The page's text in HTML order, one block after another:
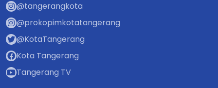
@tangerangkota
@prokopimkotatangerang
@KotaTangerang
Kota Tangerang
Tangerang TV